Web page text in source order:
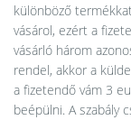
különböző
vásárol, ezért a
vásárló három
rendel, akkor a
a fizetendő vám 3
beépülni. A szabály